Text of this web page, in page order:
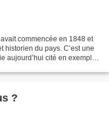
commencée en 1848 et
historien du pays. C’est une
aujourd’hui cité en exemple,
?